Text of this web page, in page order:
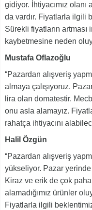
gidiyor. İhtiyacımız
da vardır. Fiyatlarla ilgili
Sürekli fiyatların artması
kaybetmesine neden
Mustafa Oflazoğlu
“Pazardan alışveriş
almaya çalışıyoruz.
lira olan domatestir.
onu asla alamayız.
rahatça ihtiyacını
Halil Özgün
“Pazardan alışveriş
yükseliyor. Pazar
Kiraz ve erik de çok
alamadığımız ürünler
Fiyatlarla ilgili